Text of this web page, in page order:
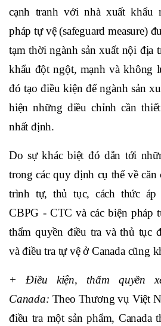
cạnh tranh với nhà xuất khẩu
pháp tự vệ (safeguard measure)
tạm thời ngành sản xuất nội địa
khẩu đột ngột, mạnh và không
đó tạo điều kiện để ngành sản
hiện những điều chỉnh cần
nhất định.
Do sự khác biệt đó dẫn tới
trong các quy định cụ thể về
trình tự, thủ tục, cách thức áp
CBPG - CTC và các biện pháp
thẩm quyền điều tra và thủ tục
và điều tra tự vệ ở Canada cũng
+ Điều kiện, thẩm quyền
Canada: Theo Thương vụ Việt
điều tra một sản phẩm, Canada